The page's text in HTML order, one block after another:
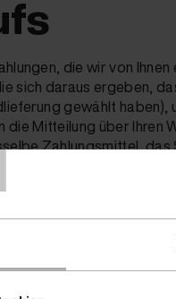
die wir von
sich daraus ergeben,
gewählt haben),
Mitteilung über Ihren
Zahlungsmittel,
etwas
können die
erbracht haben, dass
binnen vierzehn Tagen
oder zu